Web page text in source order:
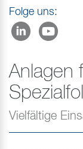
Folge uns:
Anlagen
Vielfältige